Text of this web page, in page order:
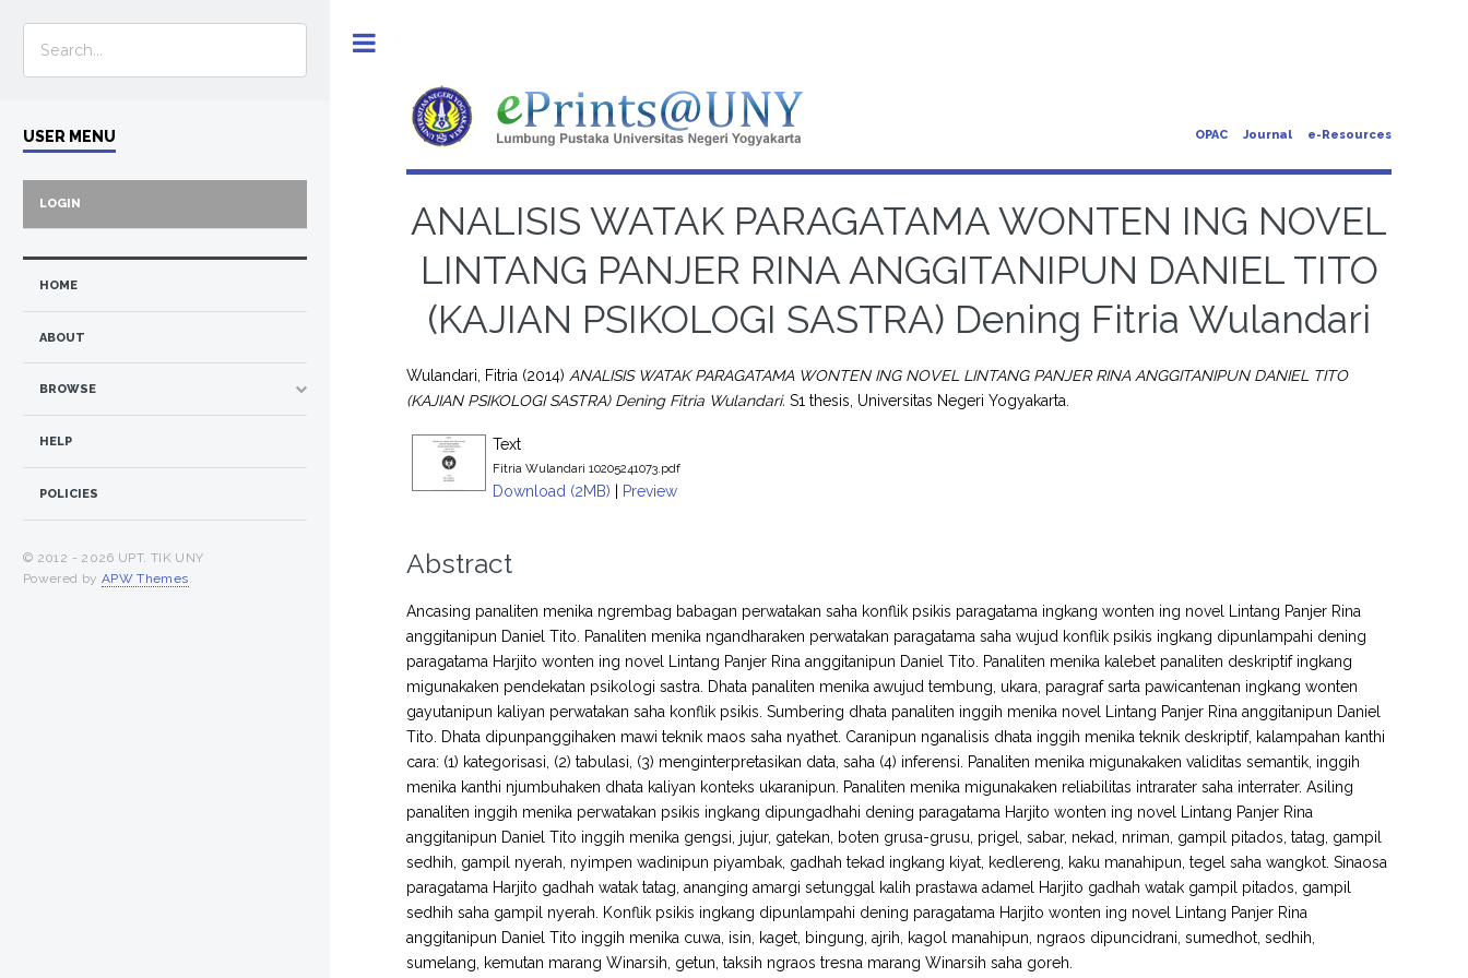
OPAC Journal e-Resources
ANALISIS WATAK PARAGATAMA WONTEN ING NOVEL
LINTANG PANJER RINA ANGGITANIPUN DANIEL TITO
(KAJIAN PSIKOLOGI SASTRA) Dening Fitria Wulandari
Wulandari, Fitria (2014) ANALISIS WATAK PARAGATAMA WONTEN ING NOVEL LINTANG PANJER RINA ANGGITANIPUN DANIEL TITO
(KAJIAN PSIKOLOGI SASTRA) Dening Fitria Wulandari. S1 thesis, Universitas Negeri Yogyakarta.
Text
Fitria Wulandari 10205241073.pdf
Download (2MB) | Preview
Abstract
Ancasing panaliten menika ngrembag babagan perwatakan saha konflik psikis paragatama ingkang wonten ing novel Lintang Panjer Rina
anggitanipun Daniel Tito. Panaliten menika ngandharaken perwatakan paragatama saha wujud konflik psikis ingkang dipunlampahi dening
paragatama Harjito wonten ing novel Lintang Panjer Rina anggitanipun Daniel Tito. Panaliten menika kalebet panaliten deskriptif ingkang
migunakaken pendekatan psikologi sastra. Dhata panaliten menika awujud tembung, ukara, paragraf sarta pawicantenan ingkang wonten
gayutanipun kaliyan perwatakan saha konflik psikis. Sumbering dhata panaliten inggih menika novel Lintang Panjer Rina anggitanipun Daniel
Tito. Dhata dipunpanggihaken mawi teknik maos saha nyathet. Caranipun nganalisis dhata inggih menika teknik deskriptif, kalampahan kanthi
cara: (1) kategorisasi, (2) tabulasi, (3) menginterpretasikan data, saha (4) inferensi. Panaliten menika migunakaken validitas semantik, inggih
menika kanthi njumbuhaken dhata kaliyan konteks ukaranipun. Panaliten menika migunakaken reliabilitas intrarater saha interrater. Asiling
panaliten inggih menika perwatakan psikis ingkang dipungadhahi dening paragatama Harjito wonten ing novel Lintang Panjer Rina
anggitanipun Daniel Tito inggih menika gengsi, jujur, gatekan, boten grusa-grusu, prigel, sabar, nekad, nriman, gampil pitados, tatag, gampil
sedhih, gampil nyerah, nyimpen wadinipun piyambak, gadhah tekad ingkang kiyat, kedlereng, kaku manahipun, tegel saha wangkot. Sinaosa
paragatama Harjito gadhah watak tatag, ananging amargi setunggal kalih prastawa adamel Harjito gadhah watak gampil pitados, gampil
sedhih saha gampil nyerah. Konflik psikis ingkang dipunlampahi dening paragatama Harjito wonten ing novel Lintang Panjer Rina
anggitanipun Daniel Tito inggih menika cuwa, isin, kaget, bingung, ajrih, kagol manahipun, ngraos dipuncidrani, sumedhot, sedhih,
sumelang, kemutan marang Winarsih, getun, taksih ngraos tresna marang Winarsih saha goreh.
USER MENU
LOGIN
HOME
ABOUT
BROWSE
HELP
POLICIES
© 2012 - 2026 UPT. TIK UNY
Powered by APW Themes